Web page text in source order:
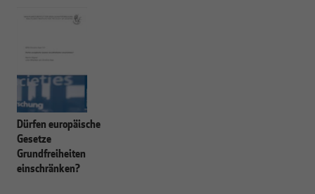
Dürfen europäische
Gesetze
Grundfreiheiten
einschränken?